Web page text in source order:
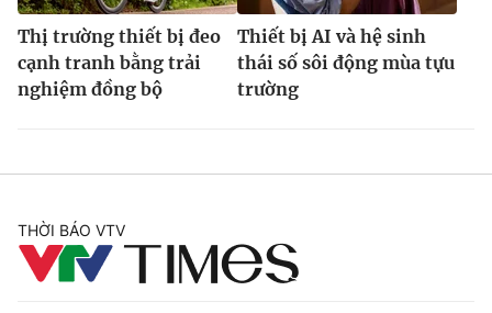
Thị trường thiết bị đeo
cạnh tranh bằng trải
nghiệm đồng bộ
Thiết bị AI và hệ sinh
thái số sôi động mùa tựu
trường
THỜI BÁO VTV